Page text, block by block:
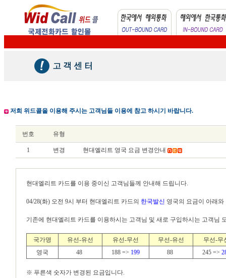
저희 위드콜을 이용해 주시는 고객님들 이용에 참고 하시기 바랍니다.
번호 유형
1 변경 현대엘리트 영국 요금 변경안내
현대엘리트 카드를 이용 중이신 고객님들께 안내해 드립니다.
04/28(화) 오전 9시 부터 현대엘리트 카드의 한국발신 영국의 요금이 아래와
기존에 현대엘리트 카드를 이용하시는 고객님 및 새로 구입하시는 고객님
국가명 유선-유선 유선-무선 무선-유선
무선-무
영국
48 188 => 199 88 245 =>
※ 푸른색 숫자가 변경된 요금입니다.